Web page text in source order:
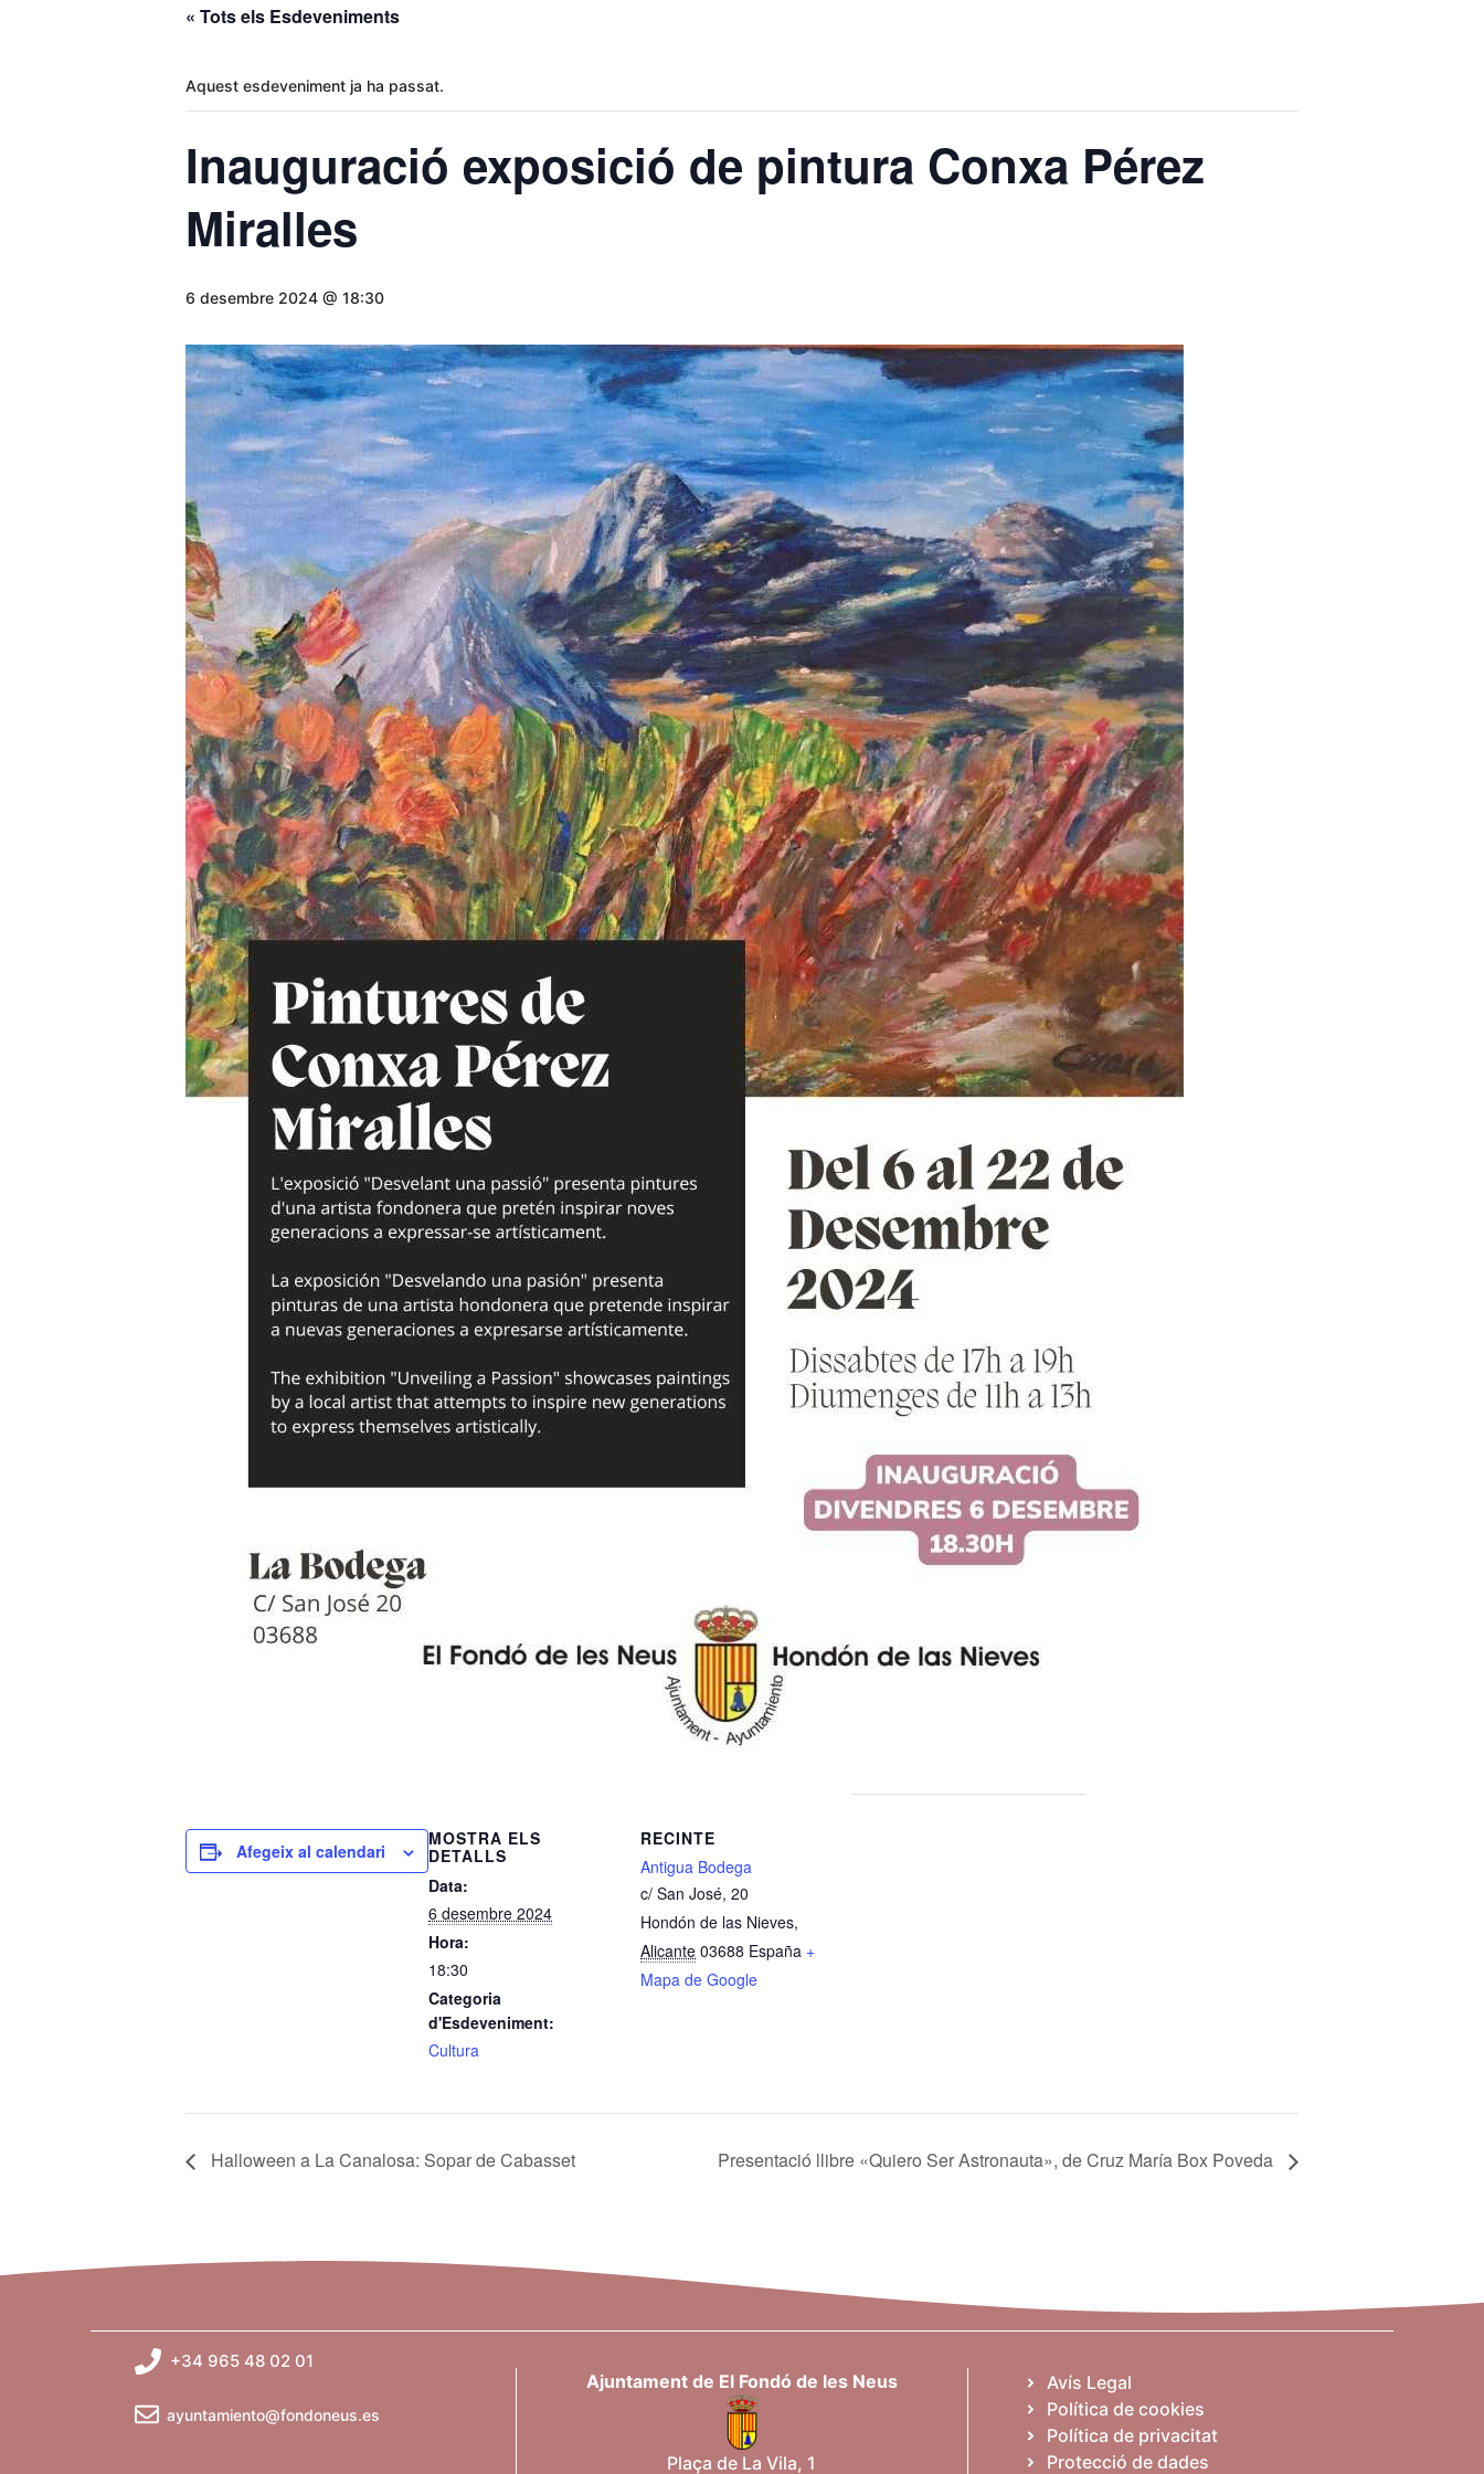
« Tots els Esdeveniments
Aquest esdeveniment ja ha passat.
Inauguració exposició de pintura Conxa Pérez
Miralles
6 desembre 2024 @ 18:30
Afegeix al calendari
MOSTRA ELS
DETALLS
Data:
6 desembre 2024
Hora:
18:30
Categoria
d'Esdeveniment:
Cultura
RECINTE
Antigua Bodega
c/ San José, 20
Hondón de las Nieves,
Alicante 03688 España +
Mapa de Google
Halloween a La Canalosa: Sopar de Cabasset Presentació llibre «Quiero Ser Astronauta», de Cruz María Box Poveda
+34 965 48 02 01
ayuntamiento@fondoneus.es
Ajuntament de El Fondó de les Neus
Plaça de La Vila, 1
Avís Legal
Política de cookies
Política de privacitat
Protecció de dades